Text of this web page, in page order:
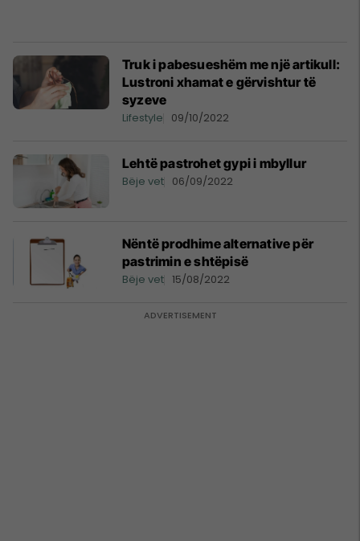
Truk i pabesueshëm me një artikull:
Lustroni xhamat e gërvishtur të
syzeve
Lifestyle 09/10/2022
Lehtë pastrohet gypi i mbyllur
Bëje vet 06/09/2022
Nëntë prodhime alternative për
pastrimin e shtëpisë
Bëje vet 15/08/2022